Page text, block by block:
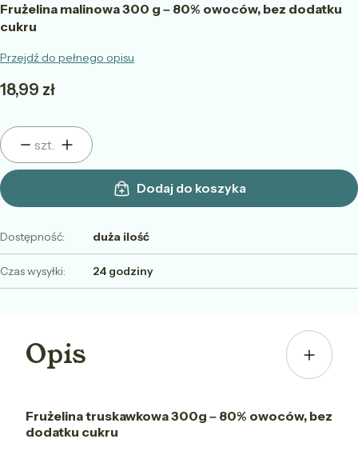
Frużelina malinowa 300 g – 80% owoców, bez dodatku
cukru
Przejdź do pełnego opisu
Cena
18,99 zł
szt.
Dodaj do koszyka
Dostępność: duża ilość
Czas wysyłki: 24 godziny
Opis
Frużelina truskawkowa 300g – 80% owoców, bez
dodatku cukru